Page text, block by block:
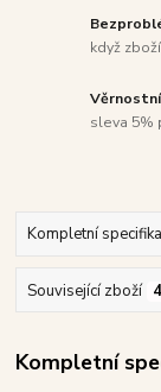
když
sleva 5%
Kompletní
Související zboží 4
Kompletní